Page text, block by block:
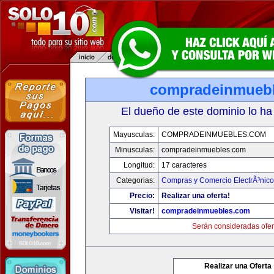
El dueño de este dominio lo
Mayusculas:
COMPRADEINMUEBLES.COM
Minusculas:
compradeinmuebles.com
Longitud:
17 caracteres
Categorias:
Compras y Comercio ElectrÃ³nico
Precio:
Realizar una oferta!
Visitar!
compradeinmuebles.com
Serán consideradas
Realizar una Oferta